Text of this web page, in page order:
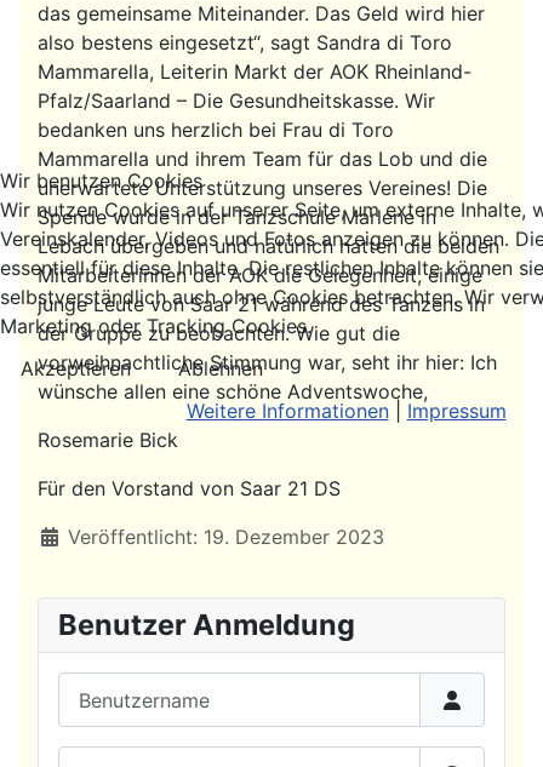
das gemeinsame Miteinander. Das Geld wird hier
also bestens eingesetzt“, sagt Sandra di Toro
Mammarella, Leiterin Markt der AOK Rheinland-
Pfalz/Saarland – Die Gesundheitskasse. Wir
bedanken uns herzlich bei Frau di Toro
Mammarella und ihrem Team für das Lob und die
unerwartete Unterstützung unseres Vereines! Die
Spende wurde in der Tanzschule Marlene in
Lebach übergeben und natürlich hatten die beiden
Mitarbeiterinnen der AOK die Gelegenheit, einige
junge Leute von Saar 21 während des Tanzens in
der Gruppe zu beobachten. Wie gut die
vorweihnachtliche Stimmung war, seht ihr hier: Ich
wünsche allen eine schöne Adventswoche,
Rosemarie Bick
Für den Vorstand von Saar 21 DS
Details
Veröffentlicht: 19. Dezember 2023
Benutzer Anmeldung
Wir benutzen Cookies
Wir nutzen Cookies auf unserer Seite, um externe Inhalte,
Vereinskalender, Videos und Fotos anzeigen zu können.
essentiell für diese Inhalte. Die restlichen Inhalte können sie
selbstverständlich auch ohne Cookies betrachten. Wir
Marketing oder Tracking Cookies.
Akzeptieren
Ablehnen
Weitere Informationen| Impressum